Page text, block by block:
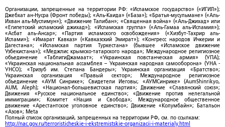
Организации, запрещенные на территории РФ: «Исламское государство» («ИГИЛ»);
Джебхат ан-Нусра (Фронт победы); «Аль-Каида» («База»); «Братья-мусульмане» («Аль-
Ихван аль-Муслимун»); «Движение Талибан»; «Священная война» («Аль-Джихад» или
«Египетский исламский джихад»); «Исламская группа» («Аль-Гамаа аль-Исламия»);
«Асбат аль-Ансар»; «Партия исламского освобождения» («Хизбут-Тахрир аль-
Ислами»); «Имарат Кавказ» («Кавказский Эмират»); «Конгресс народов Ичкерии и
Дагестана»; «Исламская партия Туркестана» (бывшее «Исламское движение
Узбекистана»); «Меджлис крымско-татарского народа»; Международное религиозное
объединение «ТаблигиДжамаат»; «Украинская повстанческая армия» (УПА);
«Украинская национальная ассамблея – Украинская народная самооборона» (УНА -
УНСО); «Тризуб им. Степана Бандеры»; Украинская организация «Братство»;
Украинская организация «Правый сектор»; Международное религиозное
объединение «АУМ Синрике»; Свидетели Иеговы; «АУМСинрике» (AumShinrikyo,
AUM, Aleph); «Национал-большевистская партия»; Движение «Славянский союз»;
Движения «Русское национальное единство»; «Движение против нелегальной
иммиграции»; Комитет «Нация и Свобода»; Международное общественное
движение «Арестантское уголовное единство»; Движение «Колумбайн»; Батальон
«Азов»; Meta
Полный список организаций, запрещенных на территории РФ, см. по ссылкам:
http://nac.gov.ru/terroristicheskie-i-ekstremistskie-organizacii-i-materialy.html